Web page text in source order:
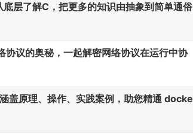
层了解C，把更多的知识由抽象到简单通俗
议的奥秘，一起解密网络协议在运行中协
盖原理、操作、实践案例，助您精通 docke